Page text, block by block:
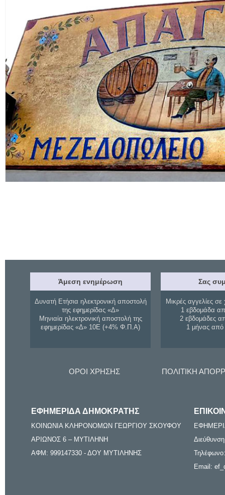
Άμεση ενημέρωση
Δυνατή Ετήσια ηλεκτρονική αποστολή
της εφημερίδας «Δ»
Μηνιαία ηλεκτρονική αποστολή της
εφημερίδας «Δ» 10Ε (+4% Φ.Π.Α)
Σας
Μικρές αγγελίες σε
1 εβδομάδα
2 εβδομάδες
1 μήνας
ΟΡΟΙ ΧΡΗΣΗΣ ΠΟΛΙΤΙΚΗ
ΕΦΗΜΕΡΙΔΑ ΔΗΜΟΚΡΑΤΗΣ
ΚΟΙΝΩΝΙΑ ΚΛΗΡΟΝΟΜΩΝ ΓΕΩΡΓΙΟΥ ΣΚΟΥΦΟΥ
ΑΡΙΩΝΟΣ 6 – ΜΥΤΙΛΗΝΗ
ΑΦΜ: 999147330 - ΔΟΥ ΜΥΤΙΛΗΝΗΣ
Email: